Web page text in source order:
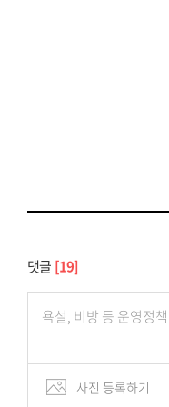
댓글 19